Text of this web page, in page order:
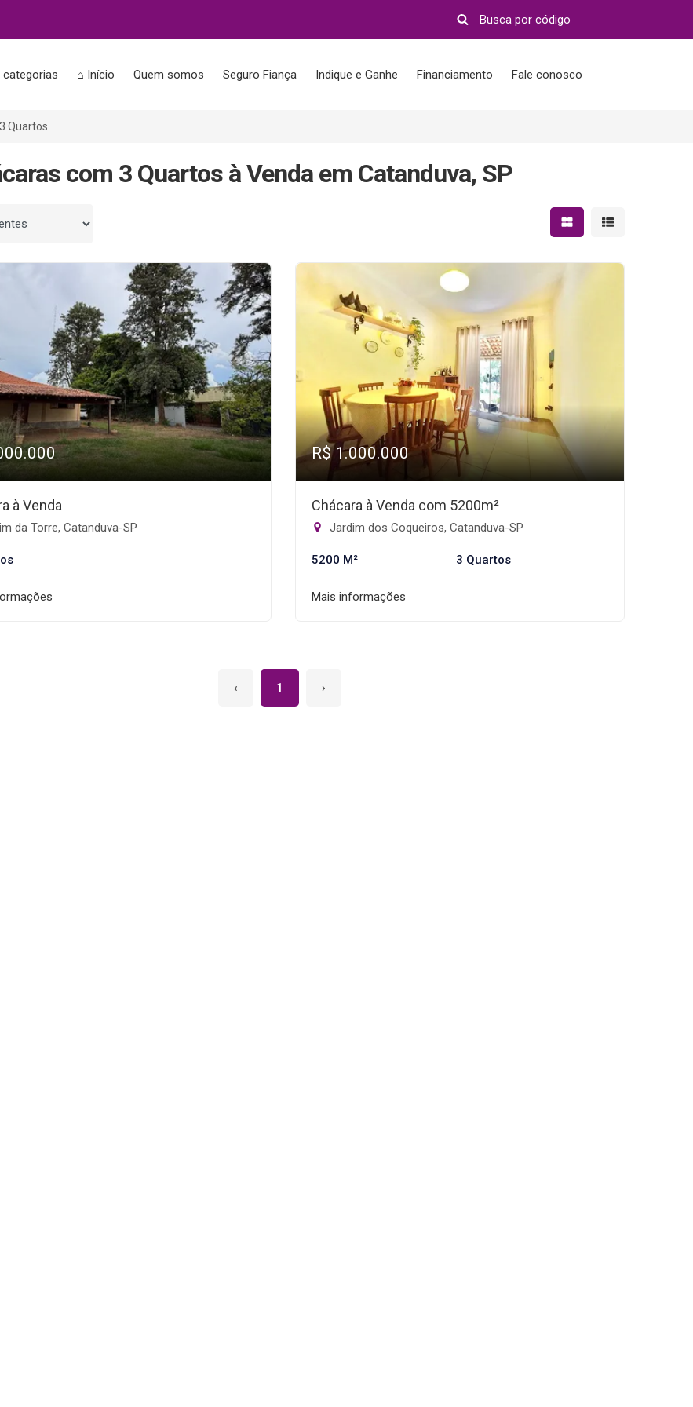
categorias ⌂ Início Quem somos Seguro Fiança Indique e Ganhe Financiamento Fale conosco
3 Quartos
com 3 Quartos à Venda em Catanduva, SP
Mostrar resultados em
Mostrar
à Venda
da Torre, Catanduva-SP
R$ 1.000.000
Chácara à Venda com 5200m²
Jardim dos Coqueiros, Catanduva-SP
5200 M² 3 Quartos
Mais informações
‹ 1 ›